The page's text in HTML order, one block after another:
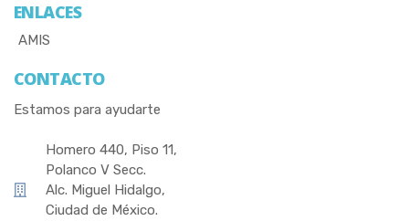
ENLACES
AMIS
CONTACTO
Estamos para ayudarte
Homero 440, Piso 11,
Polanco V Secc.
Alc. Miguel Hidalgo,
Ciudad de México.